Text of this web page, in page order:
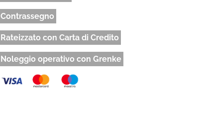
Contrassegno
Rateizzato con Carta di Credito
Noleggio operativo con Grenke